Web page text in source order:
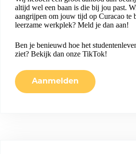
altijd wel een baan is die bij jou past.
aangrijpen om jouw tijd op Curacao te
leerzame werkplek? Meld je dan aan!
Ben je benieuwd hoe het
ziet? Bekijk dan onze TikTok!
Aanmelden